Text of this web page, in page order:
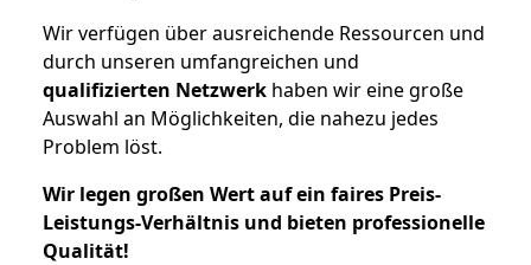
Wir verfügen über ausreichende Ressourcen und
durch unseren umfangreichen und
qualifizierten Netzwerk haben wir eine große
Auswahl an Möglichkeiten, die nahezu jedes
Problem löst.
Wir legen großen Wert auf ein faires Preis-
Leistungs-Verhältnis und bieten professionelle
Qualität!